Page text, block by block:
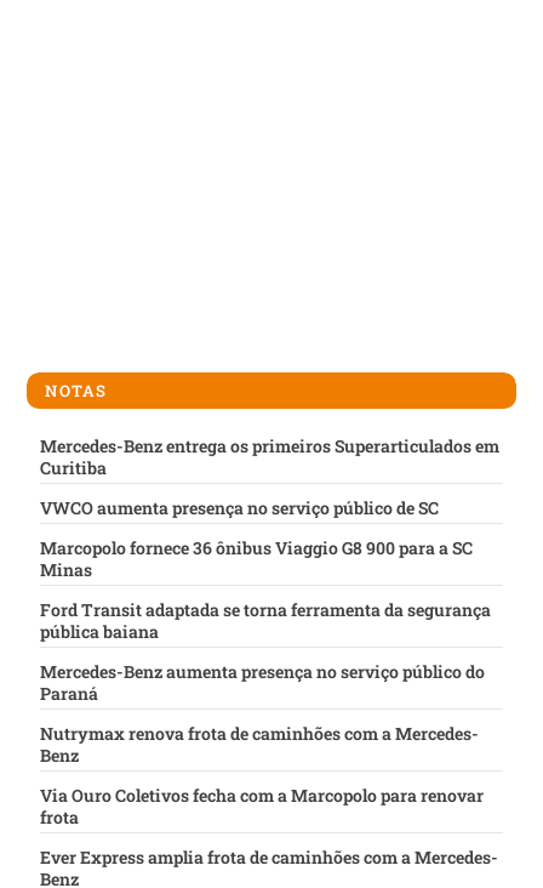
NOTAS
Mercedes-Benz entrega os primeiros Superarticulados em
Curitiba
VWCO aumenta presença no serviço público de SC
Marcopolo fornece 36 ônibus Viaggio G8 900 para a SC
Minas
Ford Transit adaptada se torna ferramenta da segurança
pública baiana
Mercedes-Benz aumenta presença no serviço público do
Paraná
Nutrymax renova frota de caminhões com a Mercedes-
Benz
Via Ouro Coletivos fecha com a Marcopolo para renovar
frota
Ever Express amplia frota de caminhões com a Mercedes-
Benz